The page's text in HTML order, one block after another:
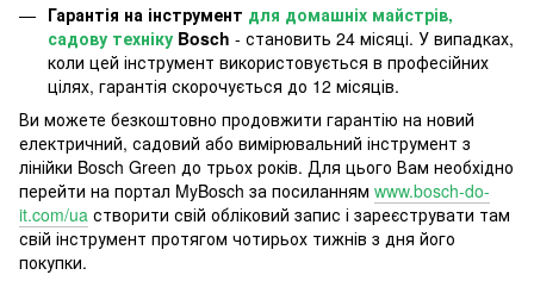
Гарантія на інструмент для домашніх майстрів,
садову техніку Bosch - становить 24 місяці. У випадках,
коли цей інструмент використовується в професійних
цілях, гарантія скорочується до 12 місяців.
Ви можете безкоштовно продовжити гарантію на новий
електричний, садовий або вимірювальний інструмент з
лінійки Bosch Green до трьох років. Для цього Вам необхідно
перейти на портал MyBosch за посиланням www.bosch-do-
it.com/ua створити свій обліковий запис і зареєструвати там
свій інструмент протягом чотирьох тижнів з дня його
покупки.